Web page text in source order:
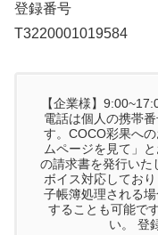
登録番号
T3220001019584
【企業様】
電話は個人の携帯
す。COCO彩果へ
ムページを見て」
の請求書を発行いた
ボイス対応してお
子帳簿処理される
することも可能で
い。 登